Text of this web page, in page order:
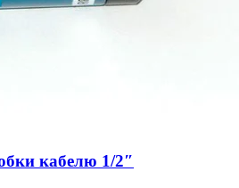
кабелю 1/2″